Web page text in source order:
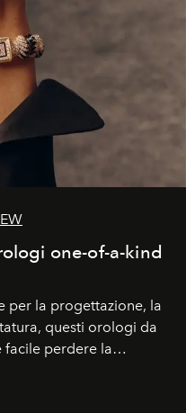
one-of-a-kind
per la progettazione, la
questi orologi da
facile perdere la
così